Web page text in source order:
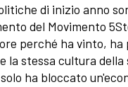
di inizio anno
del Movimento
perché ha vinto, ha
la stessa cultura della
ha bloccato